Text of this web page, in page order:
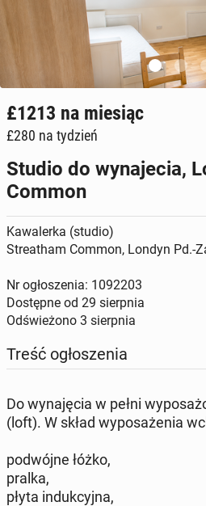
£1213 na miesiąc
£280 na tydzień
Studio do wynajecia,
Common
Kawalerka (studio)
Streatham Common, Londyn Pd.-
Nr ogłoszenia: 1092203
Dostępne od 29 sierpnia
Odświeżono 3 sierpnia
Treść ogłoszenia
Do wynajęcia w pełni
(loft). W skład wyposażenia
podwójne łóżko,
pralka,
płyta indukcyjna,